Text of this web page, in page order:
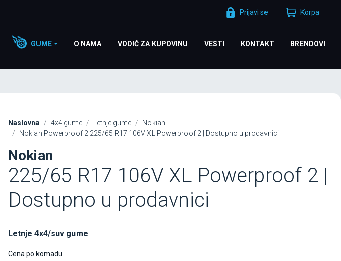
Prijavi se Korpa
GUME O NAMA VODIČ ZA KUPOVINU VESTI KONTAKT BRENDOVI
Naslovna 4x4 gume Letnje gume
Nokian
Nokian Powerproof 2 225/65 R17 106V XL Powerproof 2 | Dostupno u prodavnici
Nokian
225/65 R17 106V XL Powerproof 2 |
Dostupno u prodavnici
Letnje 4x4/suv gume
Cena po komadu